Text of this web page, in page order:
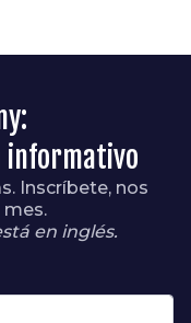
informativo
Inscríbete, nos
mes.
en inglés.